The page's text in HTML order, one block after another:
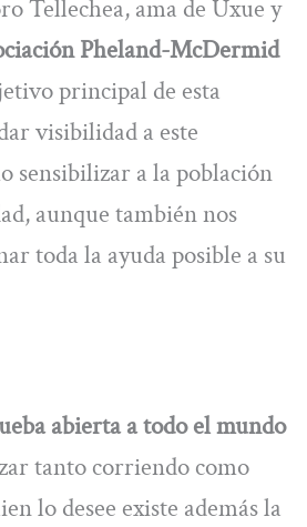
Tellechea, ama de Uxue y
Pheland-McDermid
principal de esta
visibilidad a este
sensibilizar a la población
aunque también nos
toda la ayuda posible a su
abierta a todo el mundo
tanto corriendo como
lo desee existe además la